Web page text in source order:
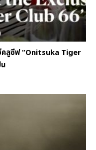
ลูซีฟ “Onitsuka Tiger